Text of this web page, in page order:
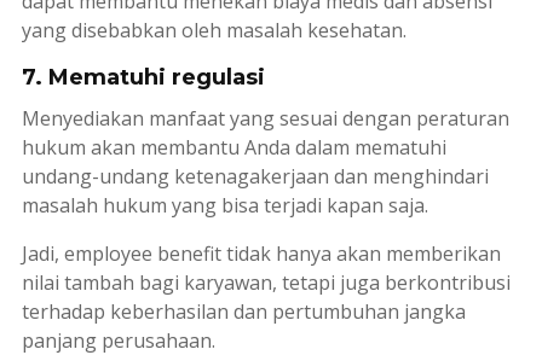
yang disebabkan oleh masalah kesehatan.
7. Mematuhi regulasi
Menyediakan manfaat yang sesuai dengan peraturan
hukum akan membantu Anda dalam mematuhi
undang-undang ketenagakerjaan dan menghindari
masalah hukum yang bisa terjadi kapan saja.
Jadi, employee benefittidak hanya akan memberikan
nilai tambah bagi karyawan, tetapi juga berkontribusi
terhadap keberhasilan dan pertumbuhan jangka
panjang perusahaan.